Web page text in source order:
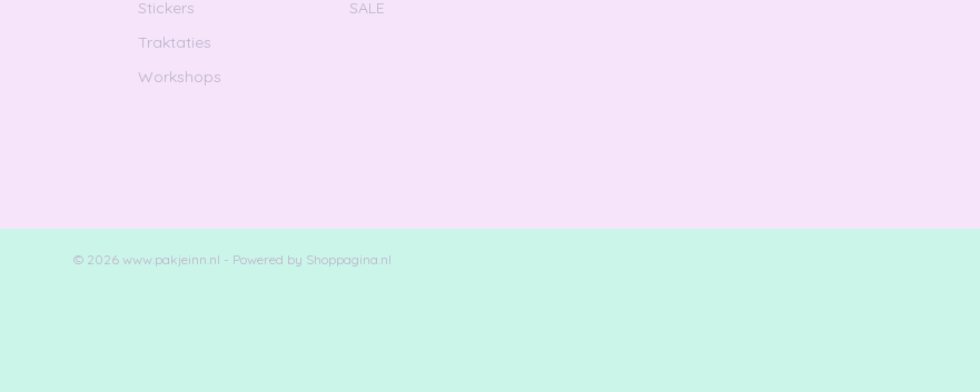
Stickers
Traktaties
Workshops
SALE
© 2026 www.pakjeinn.nl - Powered by Shoppagina.nl